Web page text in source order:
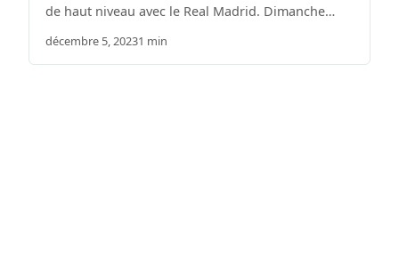
de haut niveau avec le Real Madrid. Dimanche…
décembre 5, 20231 min